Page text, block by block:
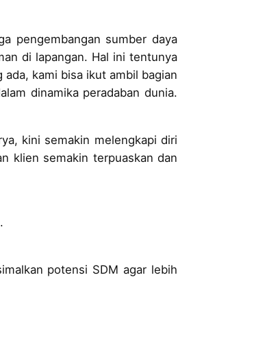
pengembangan sumber daya
di lapangan. Hal ini tentunya
kami bisa ikut ambil bagian
dinamika peradaban dunia.
kini semakin melengkapi diri
klien semakin terpuaskan dan
potensi SDM agar lebih